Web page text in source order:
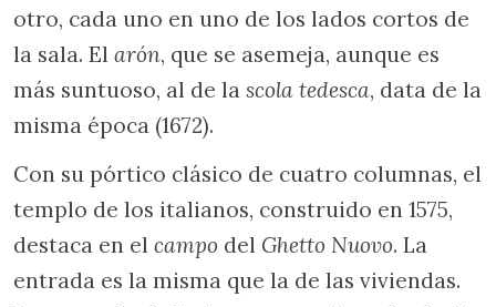
otro, cada uno en uno de los lados cortos de
la sala. El arón, que se asemeja, aunque es
más suntuoso, al de la scola tedesca, data de la
misma época (1672).
Con su pórtico clásico de cuatro columnas, el
templo de los italianos, construido en 1575,
destaca en el campo del Ghetto Nuovo. La
entrada es la misma que la de las viviendas.